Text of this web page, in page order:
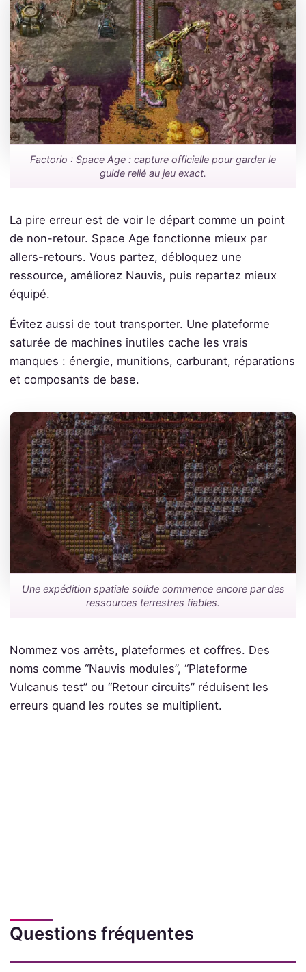
Factorio : Space Age : capture officielle pour garder le
guide relié au jeu exact.
La pire erreur est de voir le départ comme un point
de non-retour. Space Age fonctionne mieux par
allers-retours. Vous partez, débloquez une
ressource, améliorez Nauvis, puis repartez mieux
équipé.
Évitez aussi de tout transporter. Une plateforme
saturée de machines inutiles cache les vrais
manques : énergie, munitions, carburant, réparations
et composants de base.
Une expédition spatiale solide commence encore par des
ressources terrestres fiables.
Nommez vos arrêts, plateformes et coffres. Des
noms comme “Nauvis modules”, “Plateforme
Vulcanus test” ou “Retour circuits” réduisent les
erreurs quand les routes se multiplient.
Questions fréquentes